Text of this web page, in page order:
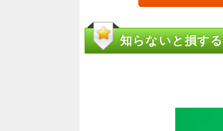
知らないと損す